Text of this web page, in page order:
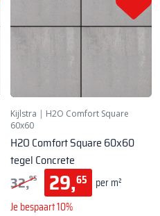
Kijlstra | H2O Comfort Square
60x60
H2O Comfort Square 60x60
tegel Concrete
32,95 29,65
per m²
Je bespaart 10%